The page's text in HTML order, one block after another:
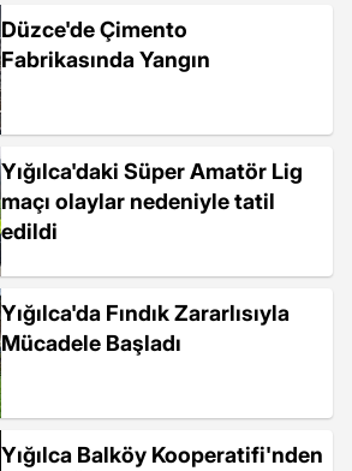
Düzce'de Çimento
Fabrikasında Yangın
Yığılca'daki Süper Amatör Lig
maçı olaylar nedeniyle tatil
edildi
Yığılca'da Fındık Zararlısıyla
Mücadele Başladı
Yığılca Balköy Kooperatifi'nden